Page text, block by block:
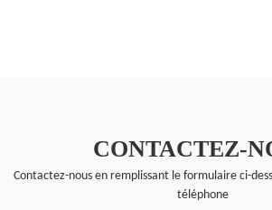
CONTACTEZ-
Contactez-nous en remplissant le formulaire ci-
téléphone